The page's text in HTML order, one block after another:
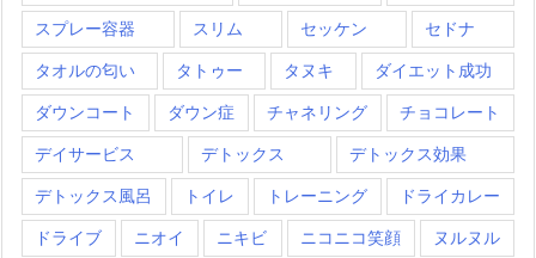
スプレー容器 スリム セッケン セドナ
タオルの匂い タトゥー タヌキ ダイエット成功
ダウンコート ダウン症 チャネリング チョコレート
デイサービス デトックス デトックス効果
デトックス風呂 トイレ トレーニング ドライカレー
ドライブ ニオイ ニキビ ニコニコ笑顔 ヌルヌル